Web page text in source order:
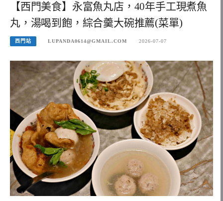
【西門美食】永富魚丸店，40年手工現煮魚
丸，湯喝到飽，綜合羹大碗推薦(菜單)
西門站 LUPANDA0614@GMAIL.COM 2026-07-07